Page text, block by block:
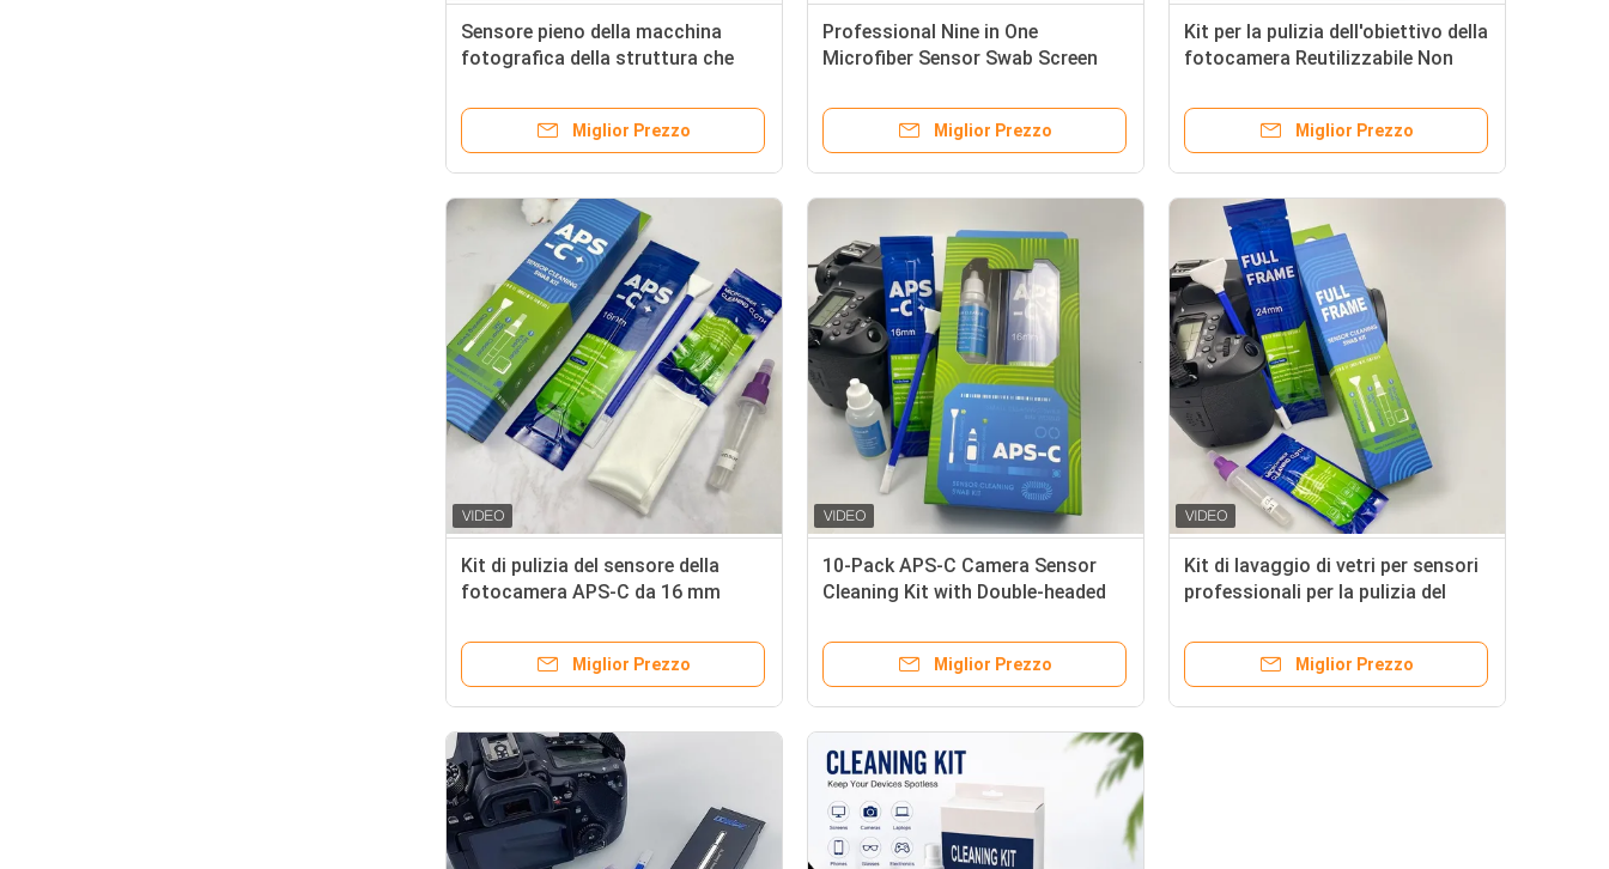
Sensore pieno della macchina
fotografica della struttura che
del sensore di Microfiber
Miglior Prezzo
Professional Nine in One
Microfiber Sensor Swab Screen
Kit Camera Kit di pulizia con Ari-
Miglior Prezzo
Kit per la pulizia dell'obiettivo della
fotocamera Reutilizzabile Non
facile rimozione della polvere
Miglior Prezzo
Kit di pulizia del sensore della
fotocamera APS-C da 16 mm
singolarmente Strumenti di pulizia
CMOS / CCD
Miglior Prezzo
10-Pack APS-C Camera Sensor
Cleaning Kit with Double-headed
Miglior Prezzo
Kit di lavaggio di vetri per sensori
professionali per la pulizia del
Miglior Prezzo